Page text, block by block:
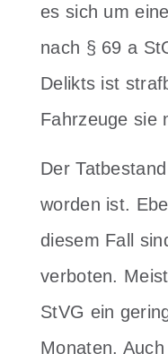
es sich um
nach § 69 a
Delikts ist
Fahrzeuge sie
Der
worden ist.
diesem Fall
verboten.
StVG ein
Monaten.